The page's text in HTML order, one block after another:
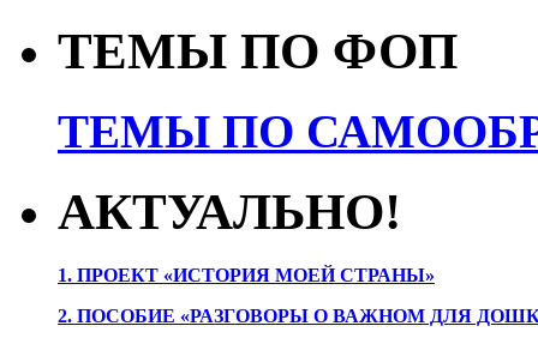
ТЕМЫ ПО ФОП
ТЕМЫ ПО
АКТУАЛЬНО!
1. ПРОЕКТ «ИСТОРИЯ МОЕЙ СТРАНЫ»
2. ПОСОБИЕ «РАЗГОВОРЫ О ВАЖНОМ ДЛЯ